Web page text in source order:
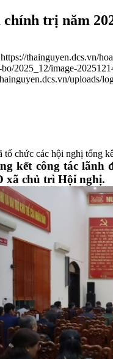
trị năm
https://thainguyen.dcs.vn/
2025_12/image-
uploads/
chức các hội nghị tổng
kết công tác lãnh
xã chủ trì Hội nghị.